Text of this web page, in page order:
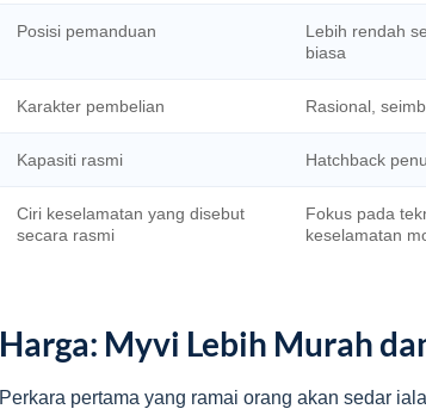
Posisi pemanduan
Lebih rendah
biasa
Karakter pembelian Rasional,
Kapasiti rasmi Hatchback
Ciri keselamatan yang disebut
secara rasmi
Fokus pada
keselamatan
Harga: Myvi Lebih Murah
Perkara pertama yang ramai orang akan sedar